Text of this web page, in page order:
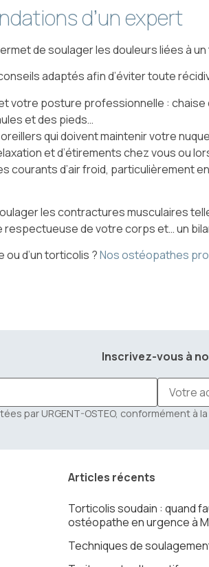
d’un expert
de soulager les douleurs liées à
adaptés afin d’éviter toute
votre posture professionnelle :
et des pieds…
qui doivent maintenir votre
et d’étirements chez vous ou
courants d’air froid, particulièrement
les contractures musculaires
respectueuse de votre corps et… un
ou d’un torticolis ?Nos ostéopathes
Inscrivez-vous à
par URGENT-OSTEO, conformément à la
Articles récents
Torticolis soudain : quand
ostéopathe en urgence à
Techniques de